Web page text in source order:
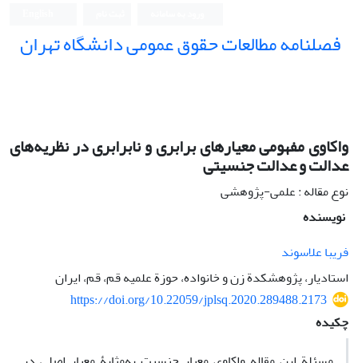
فصلنامه مطالعات حقوق عمومی دانشگاه تهران
واکاوی مفهومی معیارهای برابری و نابرابری در نظریه‌های
عدالت و عدالت جنسیتی
نوع مقاله : علمی-پژوهشی
نویسنده
فریبا علاسوند
استادیار، پژوهشکدة زن و خانواده، حوزة علمیه قم، قم، ایران
https://doi.org/10.22059/jplsq.2020.289488.2173
چکیده